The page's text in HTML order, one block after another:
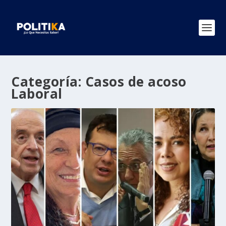
Categoría: Casos de acoso
Laboral